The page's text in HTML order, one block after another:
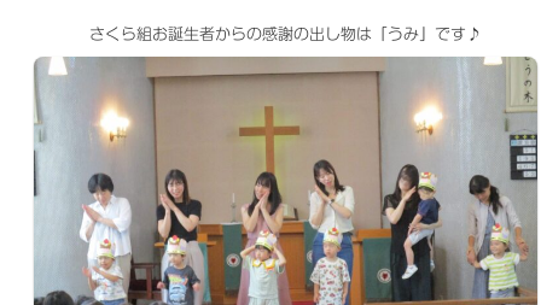
さくら組お誕生者からの感謝の出し物は「うみ」です♪